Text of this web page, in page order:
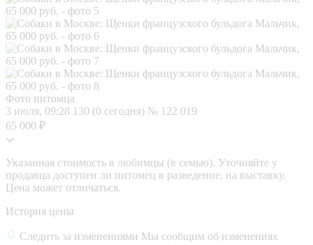
Фото питомца
3 июля, 09:28 130 (0 сегодня) № 122 019
65 000 ₽
Указанная стоимость в любимцы (в семью). Уточняйте у
продавца доступен ли питомец в разведение, на выставку.
Цена может отличаться.
История цены
Следить за изменениями Мы сообщим об изменениях